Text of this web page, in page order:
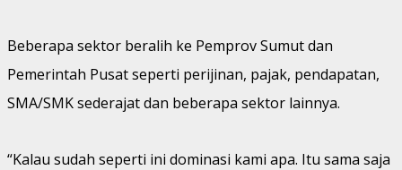
Beberapa sektor beralih ke Pemprov Sumut dan
Pemerintah Pusat seperti perijinan, pajak, pendapatan,
SMA/SMK sederajat dan beberapa sektor lainnya.
“Kalau sudah seperti ini dominasi kami apa. Itu sama saja